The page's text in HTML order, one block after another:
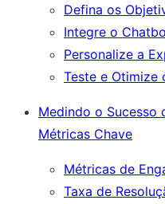
Defina os
Integre o
Personalize a
Teste e Otimize
Medindo o Sucesso
Métricas Chave
Métricas de
Taxa de